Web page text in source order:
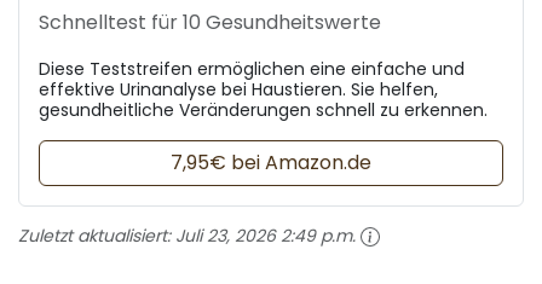
Schnelltest für 10 Gesundheitswerte
Diese Teststreifen ermöglichen eine einfache und
effektive Urinanalyse bei Haustieren. Sie helfen,
gesundheitliche Veränderungen schnell zu erkennen.
7,95€ bei Amazon.de
Zuletzt aktualisiert: Juli 23, 2026 2:49 p.m.